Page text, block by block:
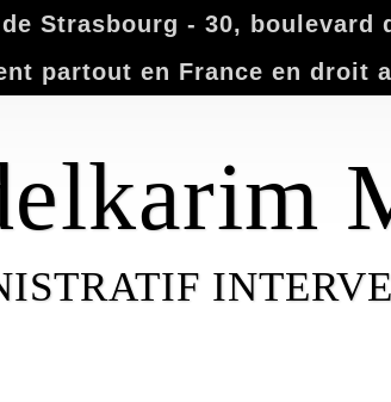
Strasbourg - 30, boulevard
partout en France en droit